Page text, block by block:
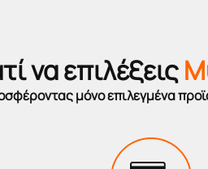
να επιλέξεις
μόνο επιλεγμένα